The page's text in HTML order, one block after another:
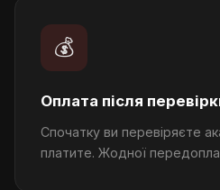
💰
Оплата після
Спочатку ви перевіряєте
платите. Жодної